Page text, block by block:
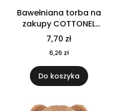
Bawełniana torba na
zakupy COTTONEL
COLOUR++ MO9846-11
7,70 zł
6,26 zł
Do koszyka